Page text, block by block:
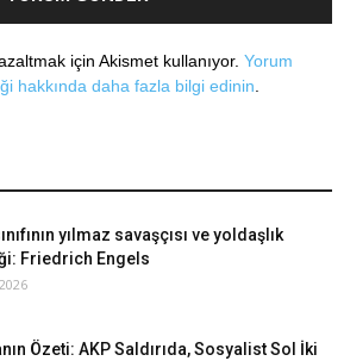
için Akismet kullanıyor. Yorum
hakkında daha fazla bilgi edinin
yılmaz savaşçısı ve yoldaşlık
Friedrich Engels
Özeti: AKP Saldırıda, Sosyalist Sol İki